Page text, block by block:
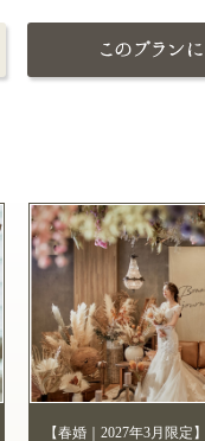
【春婚｜2027年3月限